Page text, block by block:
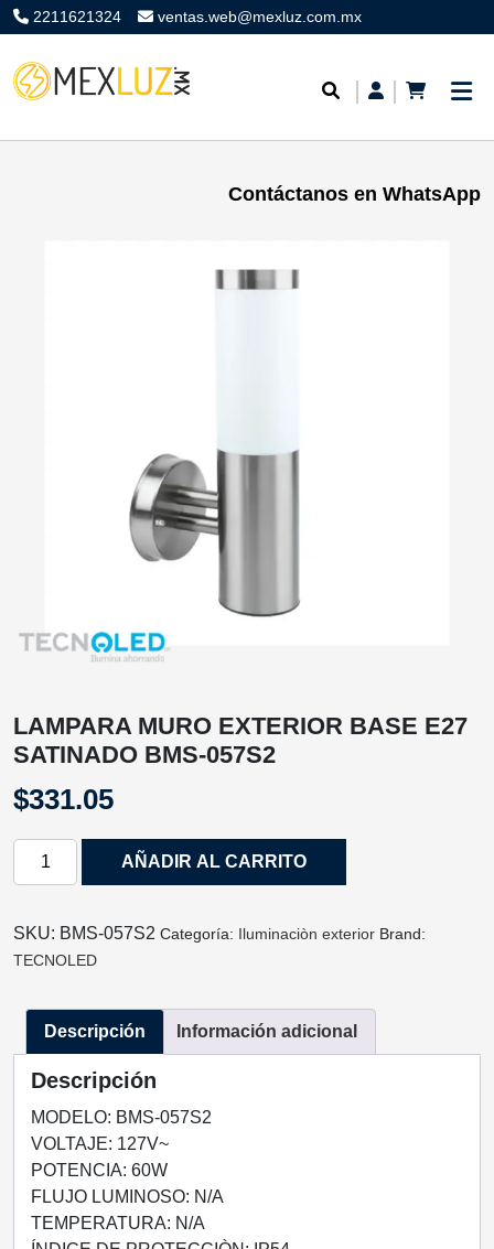
2211621324 ventas.web@mexluz.com.mx
Contáctanos en WhatsApp
LAMPARA MURO EXTERIOR BASE E27
SATINADO BMS-057S2
$331.05
LAMPARA
BASE
E27
BMS-
057S2
cantidad
AÑADIR AL CARRITO
SKU: BMS-057S2 Categoría: Iluminaciòn exterior Brand:
TECNOLED
Descripción Información adicional
Descripción
MODELO: BMS-057S2
VOLTAJE: 127V~
POTENCIA: 60W
FLUJO LUMINOSO: N/A
TEMPERATURA: N/A